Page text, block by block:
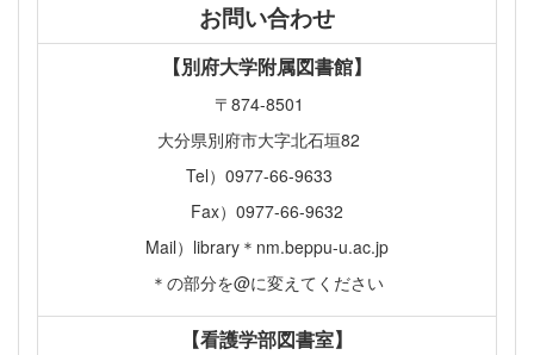
お問い合わせ
【別府大学附属図書館】
〒874-8501
大分県別府市大字北石垣82
Tel）0977-66-9633
Fax）0977-66-9632
Mail）library＊nm.beppu-u.ac.jp
＊の部分を@に変えてください
【看護学部図書室】